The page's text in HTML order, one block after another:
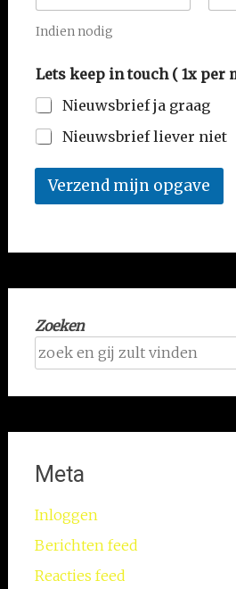
Indien nodig
Lets keep in touch ( 1x per
Nieuwsbrief ja graag
Nieuwsbrief liever niet
Verzend mijn opgave
Zoeken
Meta
Inloggen
Berichten feed
Reacties feed